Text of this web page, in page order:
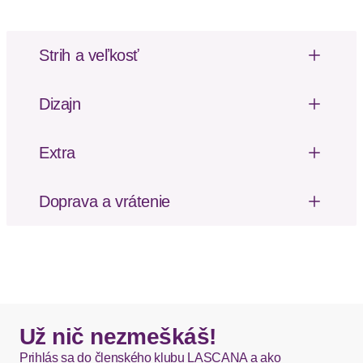
Strih a veľkosť
Dizajn
Dizajn: Sklopný golier
Extra
Riasenie
Doprava a vrátenie
Okamžite dostupné položky sú zvyčajne doručené
kuriérom DHL do 1-3 pracovných dní.
Už nič nezmeškáš!
Prihlás sa do členského klubu LASCANA a ako